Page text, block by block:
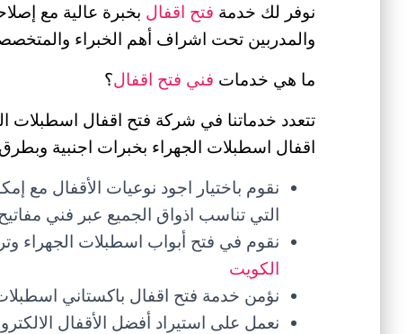
نوفر لك خدمة فتح اقفال بخبرة عالية مع
والمدربين تحت اشراف أهم الخبراء
ما هي خدمات فني فتح اقفال؟
تتعدد خدماتنا في شركة فتح اقفال اسطبلات
اقفال اسطبلات الجهراء بخبرات اجنبية
نقوم باختيار اجود نوعيات الأقفال مع
التي تناسب اذواق الجميع عبر فني
نقوم في فتح أبواب اسطبلات الجهراء
الكويت
نؤمن خدمة فتح اقفال باكستاني
نعمل على استيراد أفضل الأقفال